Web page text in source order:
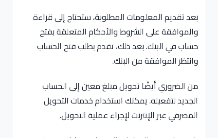
بعد تقديم المعلومات المطلوبة، ستحتاج إلى قراءة
والموافقة على الشروط والأحكام المتعلقة بفتح
حساب في البنك. بعد ذلك، تقدم بطلب فتح الحساب
وانتظر الموافقة من البنك.
من الضروري أيضًا تحويل مبلغ معين إلى الحساب
الجديد لتفعيله. يمكنك استخدام خدمات التحويل
المصرفي عبر الإنترنت لإجراء عملية التحويل.